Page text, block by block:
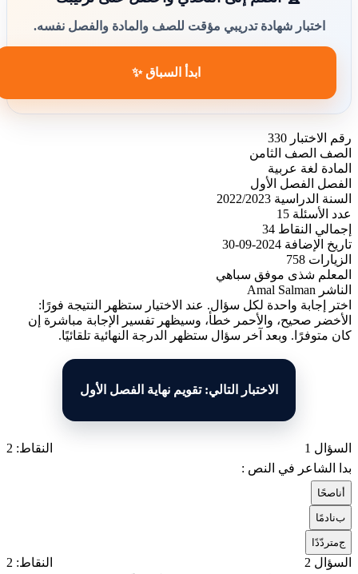
اختبار شهادة تدريبي مؤقت للصف والمادة والفصل نفسه.
ابدأ السباق ✨
رقم الاختبار 330
الصف
الصف الثامن
المادة لغة عربية
الفصل
الفصل الأول
السنة الدراسية 2022/2023
عدد الأسئلة 15
إجمالي النقاط 34
تاريخ الإضافة 2024-09-30
الزيارات 758
المعلم شذى موفق سباهي
الناشر Amal Salman
اختر إجابة واحدة لكل سؤال. عند الاختيار ستظهر النتيجة فورًا:
الأخضر صحيح، والأحمر خطأ، وسيظهر تفسير الإجابة مباشرة إن
كان متوفرًا. وبعد آخر سؤال ستظهر الدرجة النهائية تلقائيًا.
الاختبار التالي: تقويم نهاية الفصل الأول
السؤال 1
النقاط: 2
بدا الشاعر في النص :
ناصحًا
بنادمًا
جمتردّدًا
السؤال 2
النقاط: 2